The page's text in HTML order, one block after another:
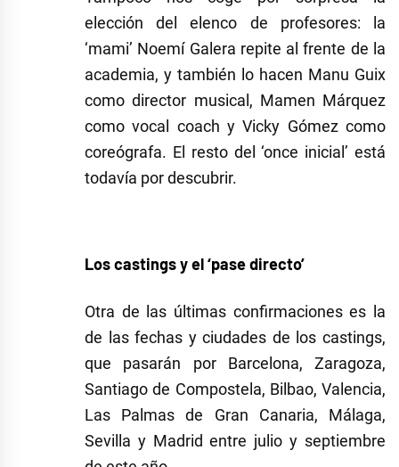
elección del elenco de profesores: la
‘mami’ Noemí Galera repite al frente de la
academia, y también lo hacen Manu Guix
como director musical, Mamen Márquez
como vocal coach y Vicky Gómez como
coreógrafa. El resto del ‘once inicial’ está
todavía por descubrir.
Los castings y el ‘pase directo’
Otra de las últimas confirmaciones es la
de las fechas y ciudades de los castings,
que pasarán por Barcelona, Zaragoza,
Santiago de Compostela, Bilbao, Valencia,
Las Palmas de Gran Canaria, Málaga,
Sevilla y Madrid entre julio y septiembre